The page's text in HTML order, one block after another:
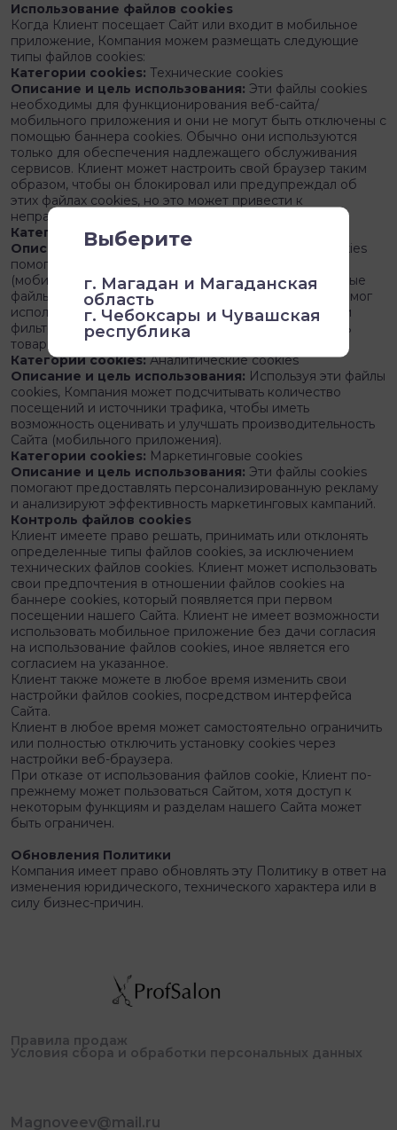
Использование файлов cookies
Когда Клиент посещает Сайт или входит в мобильное
приложение, Компания можем размещать следующие
типы файлов cookies:
Категории cookies: Технические cookies
Описание и цель использования: Эти файлы cookies
необходимы для функционирования веб-сайта/
мобильного приложения и они не могут быть отключены с
помощью баннера cookies. Обычно они используются
только для обеспечения надлежащего обслуживания
сервисов. Клиент может настроить свой браузер таким
образом, чтобы он блокировал или предупреждал об
этих файлах cookies, но это может привести к
неправильной работе некоторых частей Сайта.
Категории cookies:Функциональные cookies
Описание и цель использования:
Эти файлы cookies
помогают улучшить функциональность веб-сайта
(мобильного приложения). Например, функциональные
файлы cookies используются для того, чтобы Клиент мог
использовать наши функции расширенного поиска и
фильтрации, помогая быстро и эффективно находить
товары.
Категории cookies:Аналитические cookies
Описание и цель использования: Используя эти файлы
cookies, Компания может подсчитывать количество
посещений и источники трафика, чтобы иметь
возможность оценивать и улучшать производительность
Сайта (мобильного приложения).
Категории cookies: Маркетинговые cookies
Описание и цель использования: Эти файлы cookies
помогают предоставлять персонализированную рекламу
и анализируют эффективность маркетинговых кампаний.
Контроль файлов cookies
Клиент имеете право решать, принимать или отклонять
определенные типы файлов cookies, за исключением
технических файлов cookies. Клиент может использовать
свои предпочтения в отношении файлов cookies на
баннере cookies, который появляется при первом
посещении нашего Сайта. Клиент не имеет возможности
использовать мобильное приложение без дачи согласия
на использование файлов cookies, иное является его
согласием на указанное.
Клиент также можете в любое время изменить свои
настройки файлов cookies, посредством интерфейса
Сайта.
Клиент в любое время может самостоятельно ограничить
или полностью отключить установку cookies через
настройки веб-браузера.
При отказе от использования файлов cookie, Клиент по-
прежнему может пользоваться Сайтом, хотя доступ к
некоторым функциям и разделам нашего Сайта может
быть ограничен.
Обновления Политики
Компания имеет право обновлять эту Политику в ответ на
изменения юридического, технического характера или в
силу бизнес-причин.
Правила продаж
Условия сбора и обработки персональных данных
Magnoveev@mail.ru
Выберите
г. Магадан и Магаданская
область
г. Чебоксары и Чувашская
республика